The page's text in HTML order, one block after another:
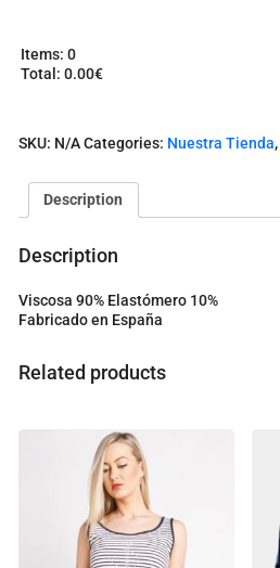
Items: 0
Total : 0.00€
e
o
t
o
a
SKU: N/ACategories: Nuestra Tienda,
Description
Description
Viscosa 90% Elastómero 10%
Fabricado en España
Related products